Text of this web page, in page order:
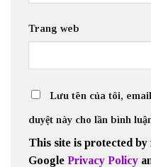
Trang web
Lưu tên của tôi,
duyệt này cho lần bình
This site is protected
Google Privacy Policy